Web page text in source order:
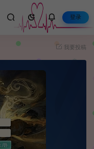
登录
我要投稿